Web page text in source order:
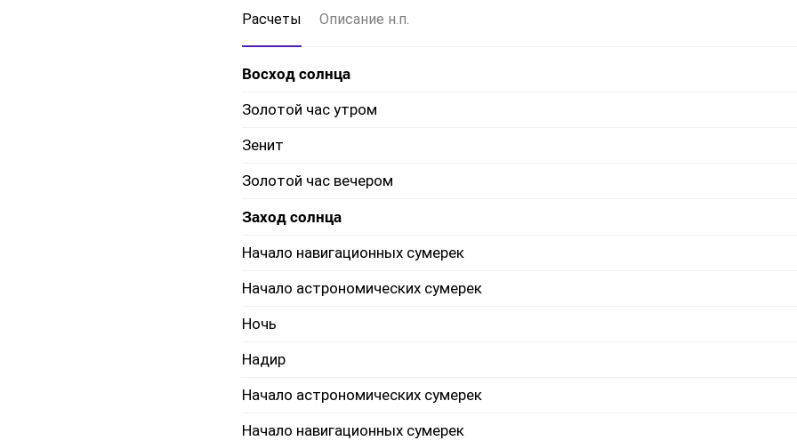
Расчеты Описание н.п.
Восход солнца
Золотой час утром
Зенит
Золотой час вечером
Заход солнца
Начало навигационных сумерек
Начало астрономических сумерек
Ночь
Надир
Начало астрономических сумерек
Начало навигационных сумерек